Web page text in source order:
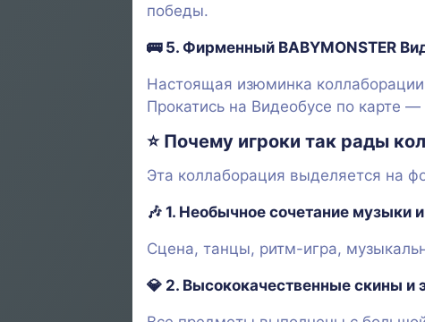
победы.
🚌 5. Фирменный BABYMONSTER
Настоящая изюминка
Прокатись на Видеобусе по карте
⭐ Почему игроки так рады
Эта коллаборация выделяется на
🎶 1. Необычное сочетание музыки
Сцена, танцы, ритм-игра,
💎 2. Высококачественные скины и